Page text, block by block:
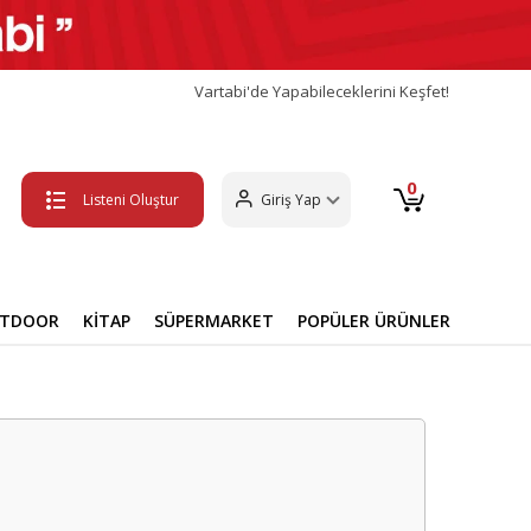
Vartabi'de Yapabileceklerini Keşfet!
Listeni Oluştur Giriş Yap 0
KİTAP SÜPERMARKET POPÜLER ÜRÜNLER